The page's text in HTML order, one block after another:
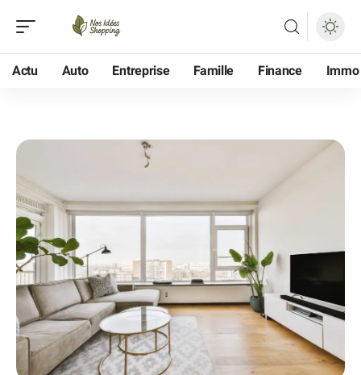
Actu Auto Entreprise Famille Finance Immo